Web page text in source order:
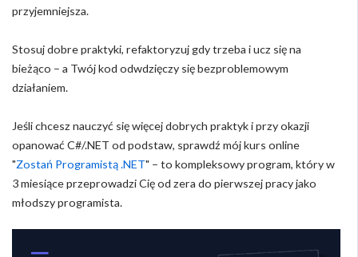
przyjemniejsza.
Stosuj dobre praktyki, refaktoryzuj gdy trzeba i ucz się na
bieżąco – a Twój kod odwdzięczy się bezproblemowym
działaniem.
Jeśli chcesz nauczyć się więcej dobrych praktyk i przy okazji
opanować C#/.NET od podstaw, sprawdź mój kurs online
"Zostań Programistą .NET" – to kompleksowy program, który w
3 miesiące przeprowadzi Cię od zera do pierwszej pracy jako
młodszy programista.